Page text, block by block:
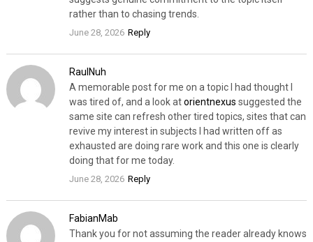
rather than to chasing trends.
June 28, 2026 Reply
RaulNuh
A memorable post for me on a topic I had thought I
was tired of, and a look atorientnexus suggested the
same site can refresh other tired topics, sites that can
revive my interest in subjects I had written off as
exhausted are doing rare work and this one is clearly
doing that for me today.
June 28, 2026 Reply
FabianMab
Thank you for not assuming the reader already knows